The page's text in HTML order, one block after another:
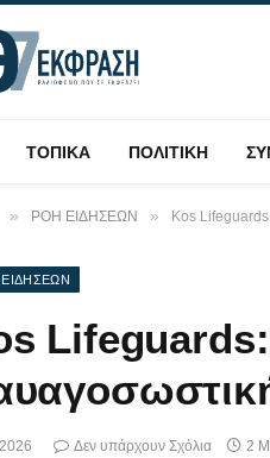
ΤΟΠΙΚΑ ΠΟΛΙΤΙΚΗ
» ΡΟΗ ΕΙΔΗΣΕΩΝ » Kos
Δεν υπάρχουν Σχόλια 2